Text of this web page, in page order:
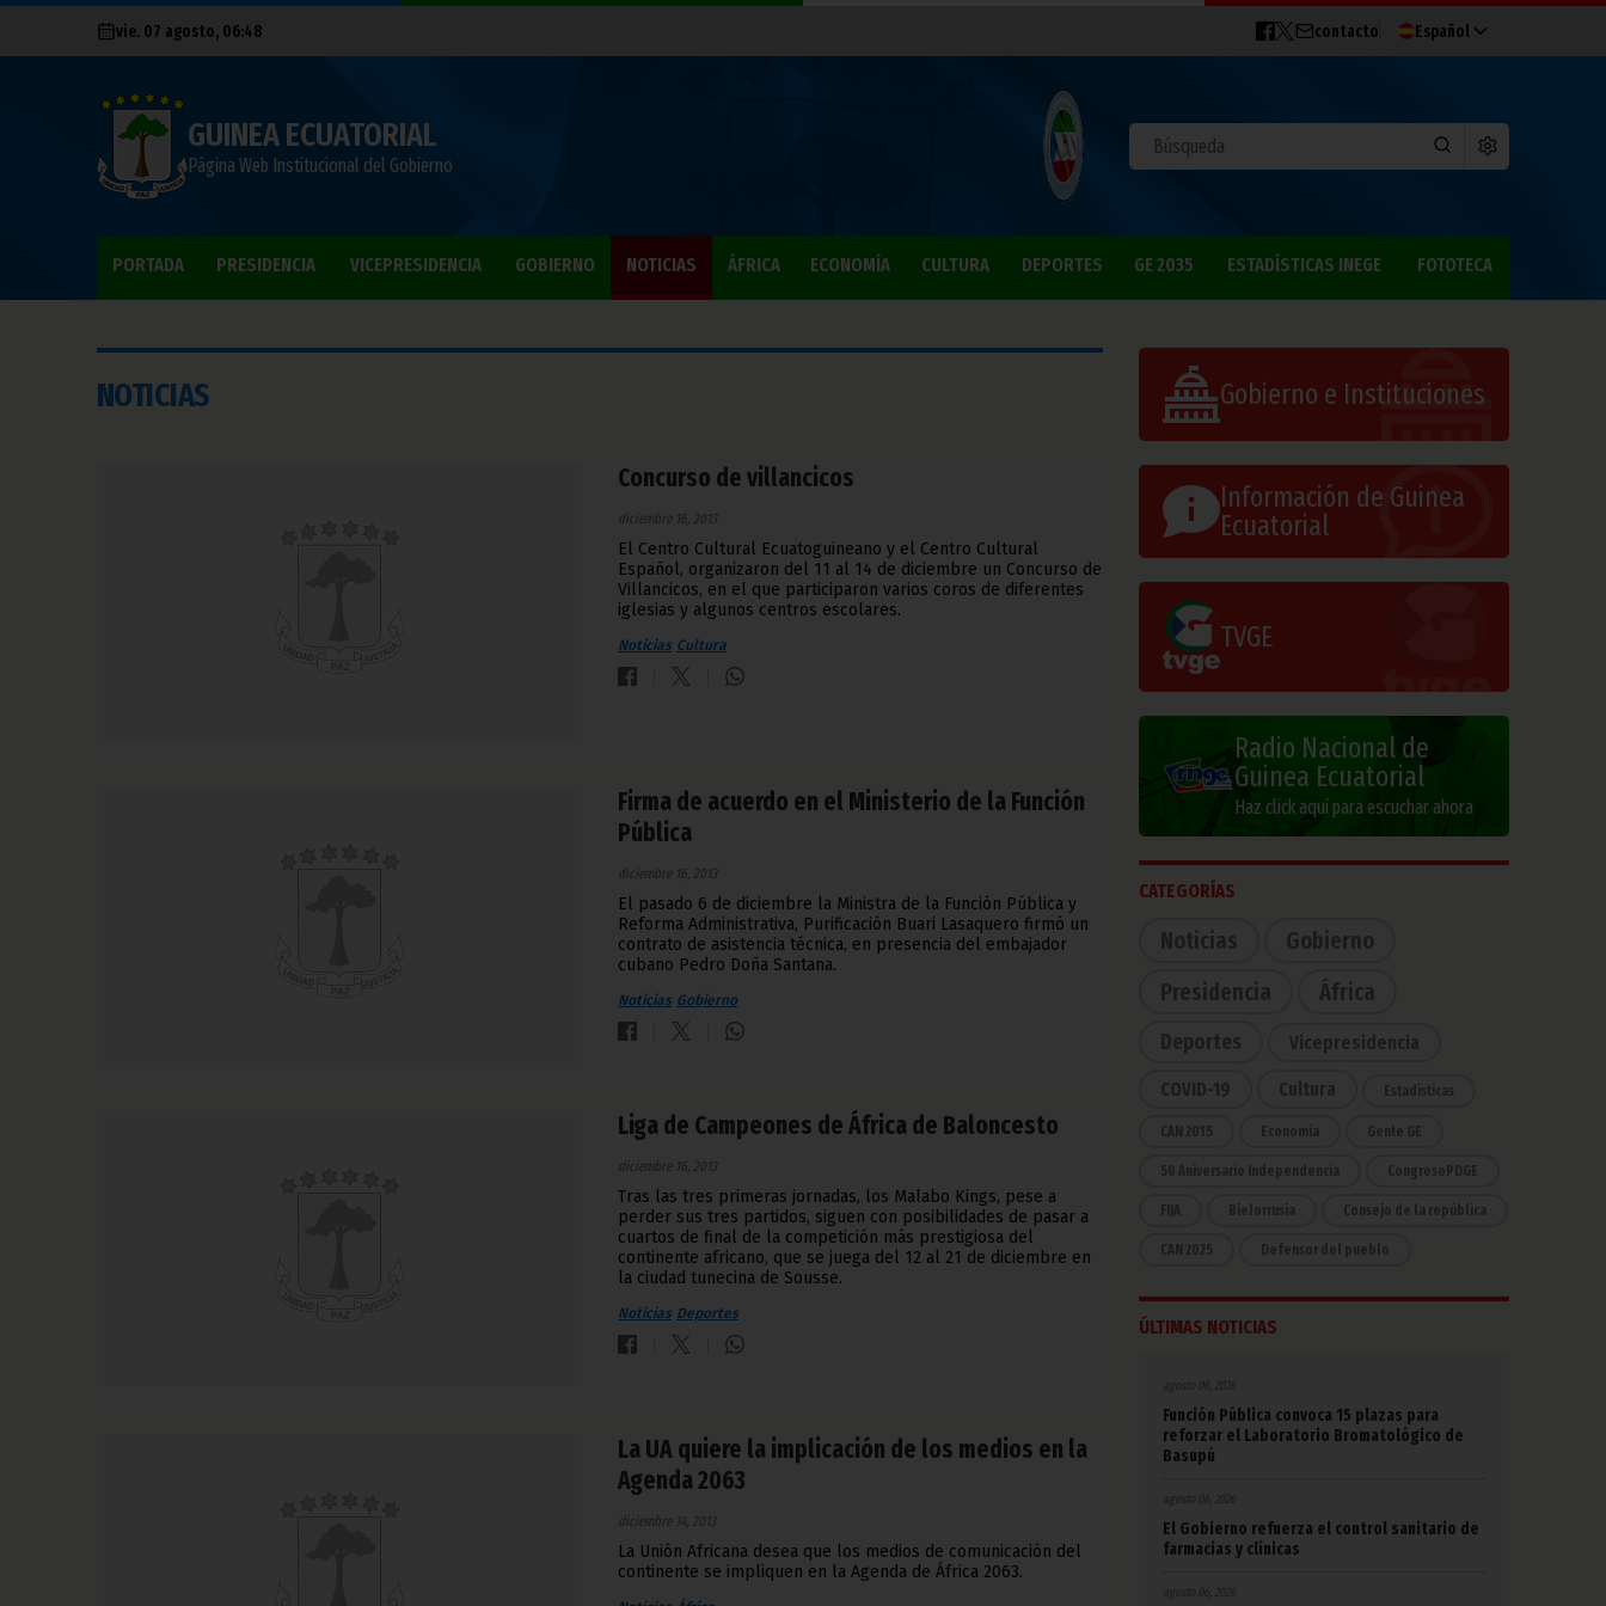
vie. 07 agosto, 06:48 contacto Español
GUINEA ECUATORIAL
Página Web Institucional del Gobierno
PORTADA PRESIDENCIA VICEPRESIDENCIA GOBIERNO NOTICIAS ÁFRICA ECONOMÍA CULTURA DEPORTES GE 2035 ESTADÍSTICAS INEGE FOTOTECA
NOTICIAS
Concurso de villancicos
diciembre 16, 2013
El Centro Cultural Ecuatoguineano y el Centro Cultural
Español, organizaron del 11 al 14 de diciembre un Concurso de
Villancicos, en el que participaron varios coros de diferentes
iglesias y algunos centros escolares.
Noticias Cultura
Firma de acuerdo en el Ministerio de la Función
Pública
diciembre 16, 2013
El pasado 6 de diciembre la Ministra de la Función Pública y
Reforma Administrativa, Purificación Buari Lasaquero firmó un
contrato de asistencia técnica, en presencia del embajador
cubano Pedro Doña Santana.
Noticias Gobierno
Liga de Campeones de África de Baloncesto
diciembre 16, 2013
Tras las tres primeras jornadas, los Malabo Kings, pese a
perder sus tres partidos, siguen con posibilidades de pasar a
cuartos de final de la competición más prestigiosa del
continente africano, que se juega del 12 al 21 de diciembre en
la ciudad tunecina de Sousse.
Noticias Deportes
La UA quiere la implicación de los medios en la
Agenda 2063
diciembre 14, 2013
La Unión Africana desea que los medios de comunicación del
continente se impliquen en la Agenda de África 2063.
Gobierno e Instituciones
Información de Guinea
Ecuatorial
TVGE
Radio Nacional de
Guinea Ecuatorial
Haz click aquí para escuchar ahora
CATEGORÍAS
Noticias
Gobierno
Presidencia
África
Deportes Vicepresidencia
COVID-19 Cultura Estadísticas
CAN 2015 Economía Gente GE
50 Aniversario Independencia CongresoPDGE
FIJA Bielorrusia Consejo de la república
CAN 2025 Defensor del pueblo
ÚLTIMAS NOTICIAS
agosto 06, 2026
Función Pública convoca 15 plazas para
reforzar el Laboratorio Bromatológico de
Basupú
agosto 06, 2026
El Gobierno refuerza el control sanitario de
farmacias y clínicas
agosto 06, 2026